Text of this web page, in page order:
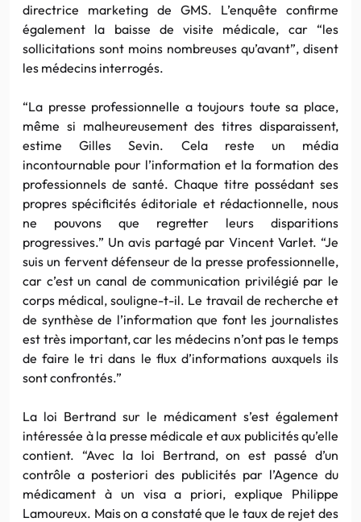
directrice marketing de GMS. L’enquête confirme
également la baisse de visite médicale, car “les
sollicitations sont moins nombreuses qu’avant”, disent
les médecins interrogés.
“La presse professionnelle a toujours toute sa place,
même si malheureusement des titres disparaissent,
estime Gilles Sevin. Cela reste un média
incontournable pour l’information et la formation des
professionnels de santé. Chaque titre possédant ses
propres spécificités éditoriale et rédactionnelle, nous
ne pouvons que regretter leurs disparitions
progressives.” Un avis partagé par Vincent Varlet. “Je
suis un fervent défenseur de la presse professionnelle,
car c’est un canal de communication privilégié par le
corps médical, souligne-t-il. Le travail de recherche et
de synthèse de l’information que font les journalistes
est très important, car les médecins n’ont pas le temps
de faire le tri dans le flux d’informations auxquels ils
sont confrontés.”
La loi Bertrand sur le médicament s’est également
intéressée à la presse médicale et aux publicités qu’elle
contient. “Avec la loi Bertrand, on est passé d’un
contrôle a posteriori des publicités par l’Agence du
médicament à un visa a priori, explique Philippe
Lamoureux. Mais on a constaté que le taux de rejet des